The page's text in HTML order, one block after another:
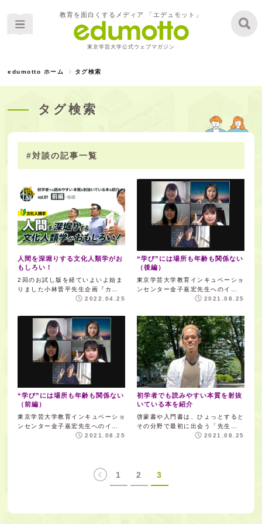
教育を面白くするメディア 「エデュモット」
東京学芸大学公式ウェブマガジン
edumotto ホーム タグ検索
タグ検索
#対談の記事一覧
人間を深堀りする文化人類学がお
もしろい！
2回のお試し版を経ていよいよ始ま
りました小林晋平先生企画『カ…
2022.04.25
“学び”には場所も年齢も関係ない
（後編）
東京学芸大学教育インキュベーショ
ンセンター金子嘉宏先生へのイ…
2021.08.25
“学び”には場所も年齢も関係ない
（前編）
東京学芸大学教育インキュベーショ
ンセンター金子嘉宏先生へのイ…
2021.08.25
初学者でも読みやすい本質を射抜
いている本を紹介
啓蒙書や入門書は、ひょっとすると
その分野で最初に出会う「先生…
2021.08.25
1 2 3